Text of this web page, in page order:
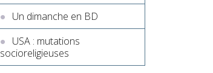
Un dimanche en BD
USA : mutations
socioreligieuses